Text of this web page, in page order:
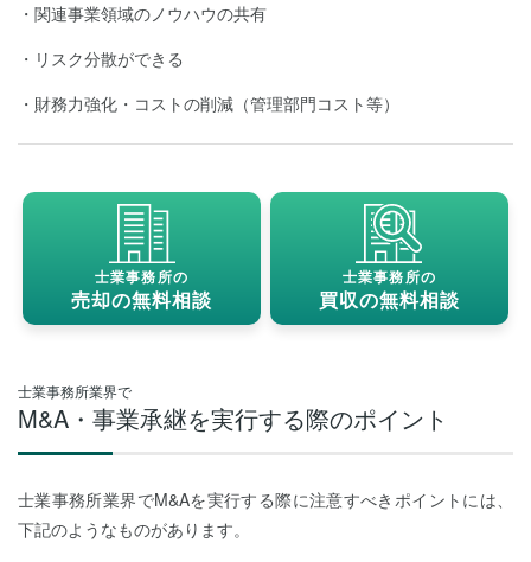
関連事業領域のノウハウの共有
リスク分散ができる
財務力強化・コストの削減（管理部門コスト等）
士業事務所の
売却の無料相談
士業事務所の
買収の無料相談
士業事務所業界で
M&A・事業承継を実行する際のポイント
士業事務所業界でM&Aを実行する際に注意すべきポイントには、
下記のようなものがあります。